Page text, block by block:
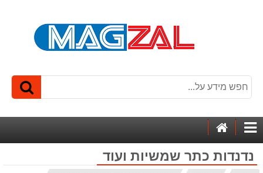
קטגוריותהבית
נדנדות כתר שמשיות ועוד